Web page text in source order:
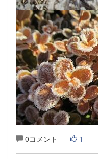
0コメント 1